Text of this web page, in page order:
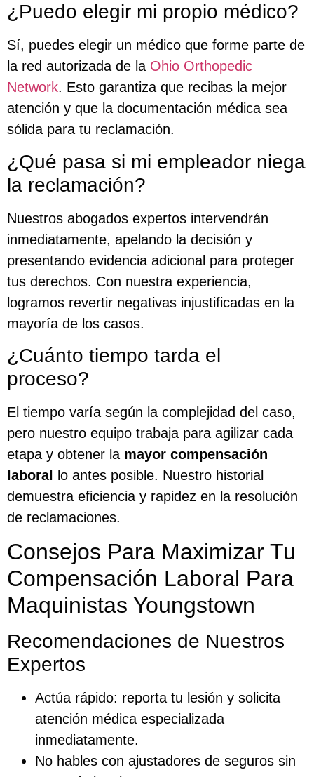
¿Puedo elegir mi propio médico?
Sí, puedes elegir un médico que forme parte de
la red autorizada de la Ohio Orthopedic
Network. Esto garantiza que recibas la mejor
atención y que la documentación médica sea
sólida para tu reclamación.
¿Qué pasa si mi empleador niega
la reclamación?
Nuestros abogados expertos intervendrán
inmediatamente, apelando la decisión y
presentando evidencia adicional para proteger
tus derechos. Con nuestra experiencia,
logramos revertir negativas injustificadas en la
mayoría de los casos.
¿Cuánto tiempo tarda el
proceso?
El tiempo varía según la complejidad del caso,
pero nuestro equipo trabaja para agilizar cada
etapa y obtener la mayor compensación
laboral
lo antes posible. Nuestro historial
demuestra eficiencia y rapidez en la resolución
de reclamaciones.
Consejos Para Maximizar Tu
Compensación Laboral Para
Maquinistas Youngstown
Recomendaciones de Nuestros
Expertos
Actúa rápido: reporta tu lesión y solicita
atención médica especializada
inmediatamente.
No hables con ajustadores de seguros sin